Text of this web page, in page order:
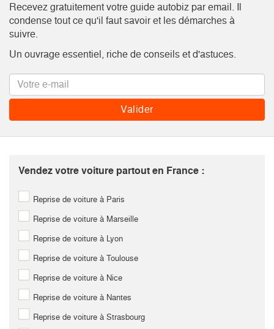
Recevez gratuitement votre guide autobiz par email. Il
condense tout ce qu'il faut savoir et les démarches à
suivre.
Un ouvrage essentiel, riche de conseils et d'astuces.
Vendez votre voiture partout en France :
Reprise de voiture à Paris
Reprise de voiture à Marseille
Reprise de voiture à Lyon
Reprise de voiture à Toulouse
Reprise de voiture à Nice
Reprise de voiture à Nantes
Reprise de voiture à Strasbourg